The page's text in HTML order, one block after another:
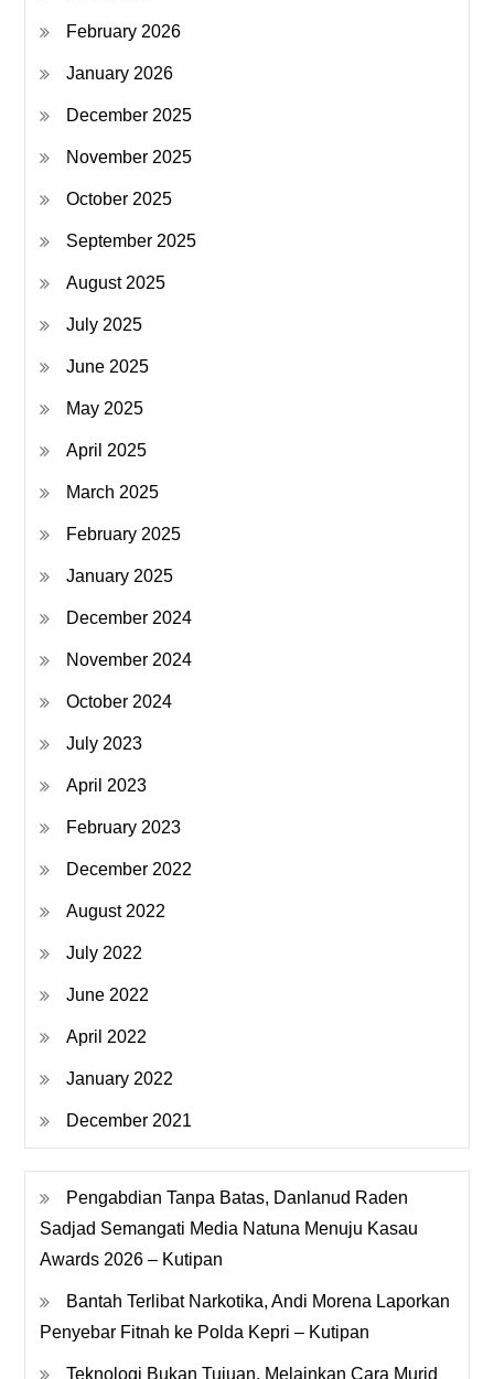
February 2026
January 2026
December 2025
November 2025
October 2025
September 2025
August 2025
July 2025
June 2025
May 2025
April 2025
March 2025
February 2025
January 2025
December 2024
November 2024
October 2024
July 2023
April 2023
February 2023
December 2022
August 2022
July 2022
June 2022
April 2022
January 2022
December 2021
Pengabdian Tanpa Batas, Danlanud Raden
Sadjad Semangati Media Natuna Menuju Kasau
Awards 2026 – Kutipan
Bantah Terlibat Narkotika, Andi Morena Laporkan
Penyebar Fitnah ke Polda Kepri – Kutipan
Teknologi Bukan Tujuan, Melainkan Cara Murid